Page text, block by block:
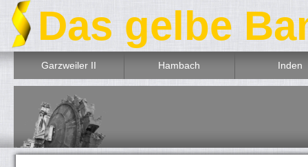
Garzweiler II Hambach Inden
Das gelbe